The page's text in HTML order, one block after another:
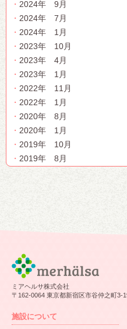
2024年 9月
2024年 7月
2024年 1月
2023年 10月
2023年 4月
2023年 1月
2022年 11月
2022年 1月
2020年 8月
2020年 1月
2019年 10月
2019年 8月
ミアヘルサ株式会社
〒162-0064 東京都新宿区市谷仲之町3-
施設について